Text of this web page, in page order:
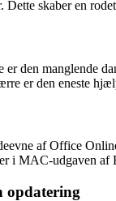
Dette skaber en
den manglende
er den eneste
af Office
i MAC-udgaven
opdatering